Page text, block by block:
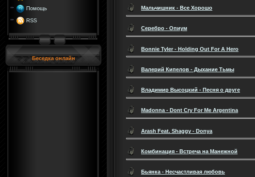
Помощь
RSS
Беседка онлайн
Мальчишник - Все Хорошо
Серебро - Опиум
Bonnie Tyler - Holding Out For A Hero
Валерий Кипелов - Дыхание Тьмы
Владимир Высоцкий - Песня о друге
Madonna - Dont Cry For Me Argentina
Arash Feat. Shaggy - Donya
Комбинация - Встреча на Манежной
Бьянка - Несчастливая любовь